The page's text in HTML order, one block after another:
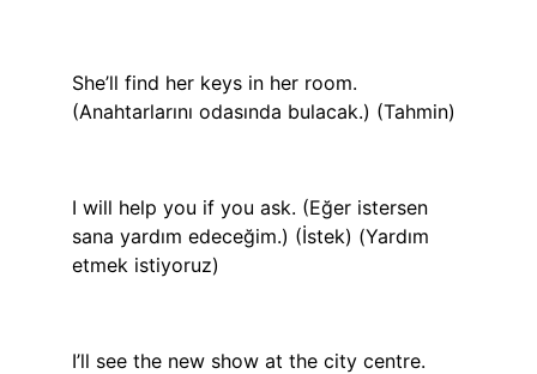
She’ll find her keys in her room.
(Anahtarlarını odasında bulacak.) (Tahmin)
I will help you if you ask. (Eğer istersen
sana yardım edeceğim.) (İstek) (Yardım
etmek istiyoruz)
I’ll see the new show at the city centre.